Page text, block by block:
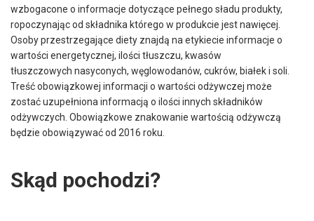
wzbogacone o informacje dotyczące pełnego sładu produkty,
ropoczynając od składnika którego w produkcie jest nawięcej.
Osoby przestrzegające diety znajdą na etykiecie informacje o
wartości energetycznej, ilości tłuszczu, kwasów
tłuszczowych nasyconych, węglowodanów, cukrów, białek i soli.
Treść obowiązkowej informacji o wartości odżywczej może
zostać uzupełniona informacją o ilości innych składników
odżywczych. Obowiązkowe znakowanie wartością odżywczą
będzie obowiązywać od 2016 roku.
Skąd pochodzi?